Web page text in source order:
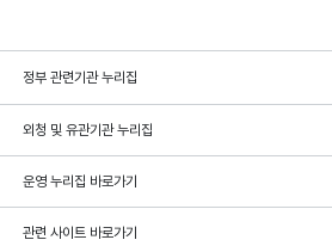
정부 관련기관 누리집
외청 및 유관기관 누리집
운영 누리집 바로가기
관련 사이트 바로가기